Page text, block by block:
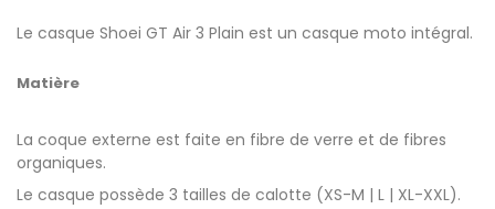
Le casque Shoei GT Air 3 Plain est un casque moto intégral.
Matière
La coque externe est faite en fibre de verre et de fibres
organiques.
Le casque possède 3 tailles de calotte (XS-M | L | XL-XXL).